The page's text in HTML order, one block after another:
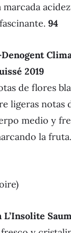
94
2019
de flores
ligeras notas
medio y
la